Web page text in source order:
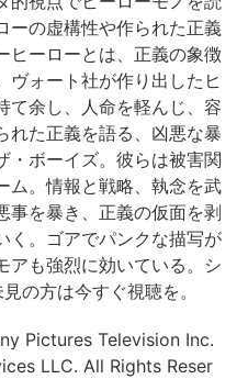
ーの虚構性や作られた正義
ヒーローとは、正義の象徴
ヴォート社が作り出したヒ
て余し、人命を軽んじ、容
れた正義を語る、凶悪な暴
・ボーイズ。彼らは被害関
ム。情報と戦略、執念を武
事を暴き、正義の仮面を剥
く。ゴアでパンクな描写が
アも強烈に効いている。シ
の方は今すぐ視聴を。
Pictures Television Inc.
LLC. All Rights Reser